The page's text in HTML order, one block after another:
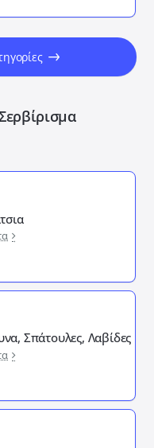
Σπάτουλες, Λαβίδες